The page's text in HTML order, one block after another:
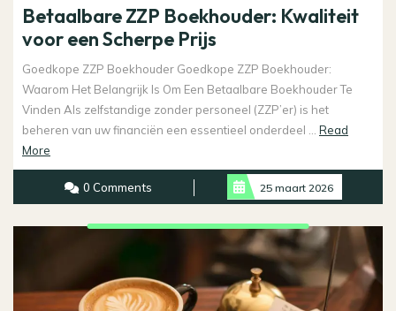
Betaalbare ZZP Boekhouder: Kwaliteit
voor een Scherpe Prijs
Goedkope ZZP Boekhouder Goedkope ZZP Boekhouder:
Waarom Het Belangrijk Is Om Een Betaalbare Boekhouder Te
Vinden Als zelfstandige zonder personeel (ZZP’er) is het
beheren van uw financiën een essentieel onderdeel ... Read
More
More
0 Comments
25 maart 2026